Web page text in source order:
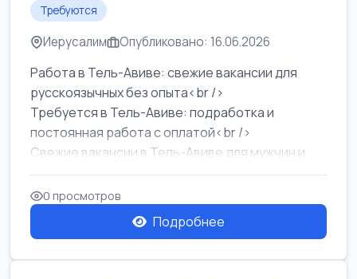
Требуются
Иерусалим Опубликовано: 16.06.2026
Работа в Тель-Авиве: свежие вакансии для
русскоязычных без опыта<br />
Требуется в Тель-Авиве: подработка и
постоянная работа с оплатой<br />
Свежие вакансии в Тель-Авиве для мужчин и
женщин от хозя...
0 просмотров
Подробнее